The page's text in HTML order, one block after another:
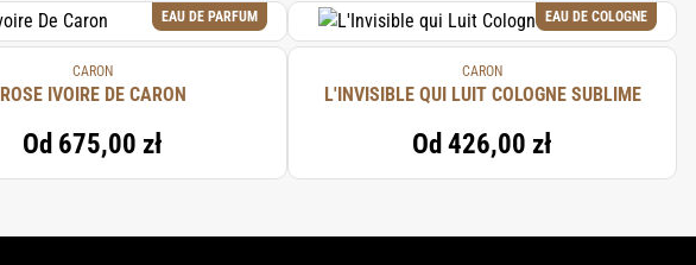
EAU DE PARFUM
CARON
ROSE IVOIRE DE CARON
Od 675,00 zł
EAU DE COLOGNE
CARON
L'INVISIBLE QUI LUIT COLOGNE SUBLIME
Od 426,00 zł